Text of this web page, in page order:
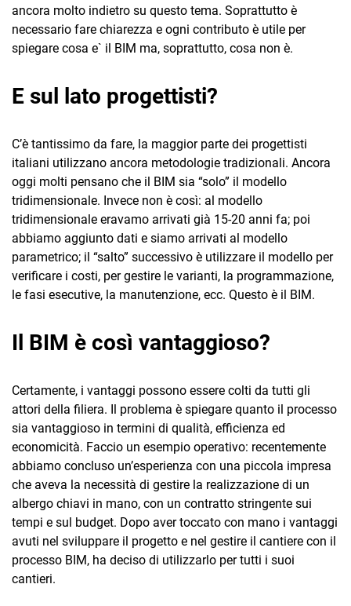
ancora molto indietro su questo tema. Soprattutto è
necessario fare chiarezza e ogni contributo è utile per
spiegare cosa e` il BIM ma, soprattutto, cosa non è.
E sul lato progettisti?
C’è tantissimo da fare, la maggior parte dei progettisti
italiani utilizzano ancora metodologie tradizionali. Ancora
oggi molti pensano che il BIM sia “solo” il modello
tridimensionale. Invece non è così: al modello
tridimensionale eravamo arrivati già 15-20 anni fa; poi
abbiamo aggiunto dati e siamo arrivati al modello
parametrico; il “salto” successivo è utilizzare il modello per
verificare i costi, per gestire le varianti, la programmazione,
le fasi esecutive, la manutenzione, ecc. Questo è il BIM.
Il BIM è così vantaggioso?
Certamente, i vantaggi possono essere colti da tutti gli
attori della filiera. Il problema è spiegare quanto il processo
sia vantaggioso in termini di qualità, efficienza ed
economicità. Faccio un esempio operativo: recentemente
abbiamo concluso un’esperienza con una piccola impresa
che aveva la necessità di gestire la realizzazione di un
albergo chiavi in mano, con un contratto stringente sui
tempi e sul budget. Dopo aver toccato con mano i vantaggi
avuti nel sviluppare il progetto e nel gestire il cantiere con il
processo BIM, ha deciso di utilizzarlo per tutti i suoi
cantieri.